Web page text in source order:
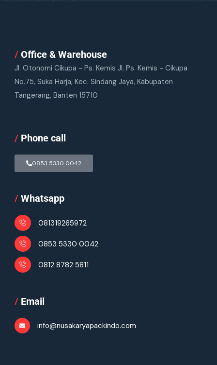
/ Office & Warehouse
Jl. Otonomi Cikupa - Ps. Kemis Jl. Ps. Kemis - Cikupa
No.75, Suka Harja, Kec. Sindang Jaya, Kabupaten
Tangerang, Banten 15710
/ Phone call
0853 5330 0042
/ Whatsapp
081319265972
0853 5330 0042
0812 8782 5811
/ Email
info@nusakaryapackindo.com